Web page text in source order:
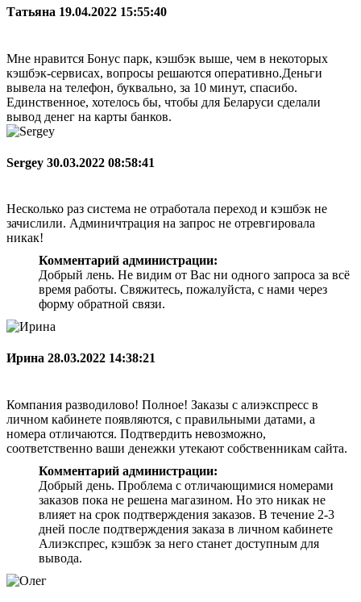
Татьяна 19.04.2022 15:55:40
Мне нравится Бонус парк, кэшбэк выше, чем в некоторых
кэшбэк-сервисах, вопросы решаются оперативно.Деньги
вывела на телефон, буквально, за 10 минут, спасибо.
Единственное, хотелось бы, чтобы для Беларуси сделали
вывод денег на карты банков.
Sergey 30.03.2022 08:58:41
Несколько раз система не отработала переход и кэшбэк не
зачислили. Админичтрация на запрос не отревгировала
никак!
Комментарий администрации:
Добрый лень. Не видим от Вас ни одного запроса за всё
время работы. Свяжитесь, пожалуйста, с нами через
форму обратной связи.
Ирина 28.03.2022 14:38:21
Компания разводилово! Полное! Заказы с алиэкспресс в
личном кабинете появляются, с правильными датами, а
номера отличаются. Подтвердить невозможно,
соответственно ваши денежки утекают собственникам сайта.
Комментарий администрации:
Добрый день. Проблема с отличающимися номерами
заказов пока не решена магазином. Но это никак не
влияет на срок подтверждения заказов. В течение 2-3
дней после подтверждения заказа в личном кабинете
Алиэкспрес, кэшбэк за него станет доступным для
вывода.